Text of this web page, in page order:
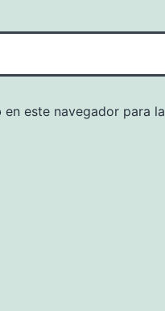
este navegador para la